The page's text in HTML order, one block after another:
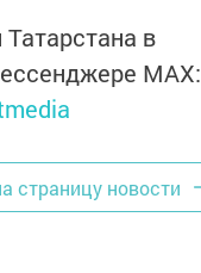
в
MАХ:
страницу новости